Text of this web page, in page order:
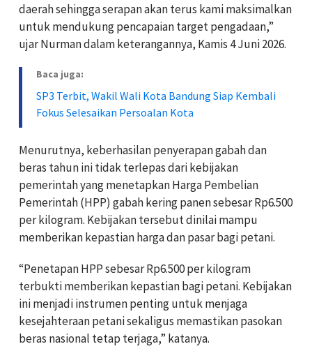
daerah sehingga serapan akan terus kami maksimalkan
untuk mendukung pencapaian target pengadaan,”
ujar Nurman dalam keterangannya, Kamis 4 Juni 2026.
Baca juga:
SP3 Terbit, Wakil Wali Kota Bandung Siap Kembali
Fokus Selesaikan Persoalan Kota
Menurutnya, keberhasilan penyerapan gabah dan
beras tahun ini tidak terlepas dari kebijakan
pemerintah yang menetapkan Harga Pembelian
Pemerintah (HPP) gabah kering panen sebesar Rp6.500
per kilogram. Kebijakan tersebut dinilai mampu
memberikan kepastian harga dan pasar bagi petani.
“Penetapan HPP sebesar Rp6.500 per kilogram
terbukti memberikan kepastian bagi petani. Kebijakan
ini menjadi instrumen penting untuk menjaga
kesejahteraan petani sekaligus memastikan pasokan
beras nasional tetap terjaga,” katanya.